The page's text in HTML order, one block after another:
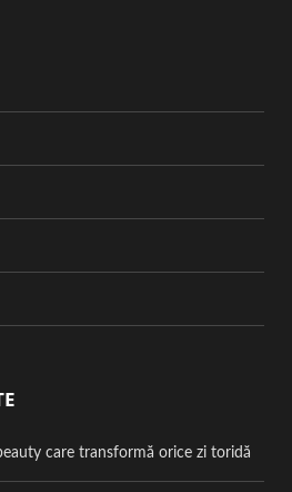
care transformă orice zi toridă